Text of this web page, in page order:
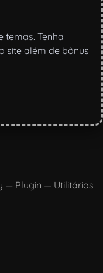
temas. Tenha
site além de bônus
— Plugin — Utilitários